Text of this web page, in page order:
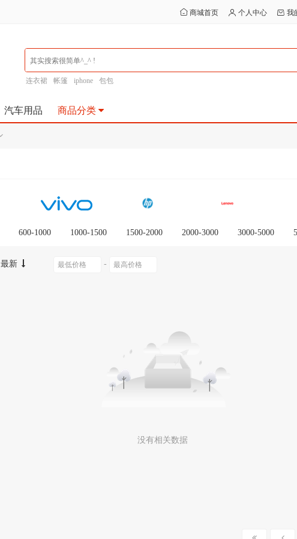
商城首页 个人中心 我
连衣裙 帐篷 iphone 包包
汽车用品 商品分类
600-1000 1000-1500 1500-2000 2000-3000 3000-5000
最新 -
没有相关数据